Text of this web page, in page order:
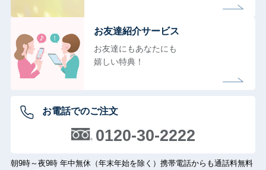
お友達紹介サービス
お友達にもあなたにも
嬉しい特典！
お電話でのご注文
0120-30-2222
朝9時～夜9時 年中無休（年末年始を除く）携帯電話からも通話料無料